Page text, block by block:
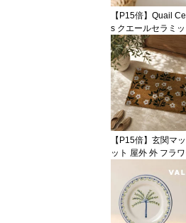
インテリア ギフト
【P15倍】Quail
s クエールセラミ
英国ブランド ネコ
グ ミディアム 陶器
かわいい おしゃれ
チャー ジャグ 花瓶
ワーベース キャッ
ねこ 動物 アニマル
テリア プレゼント
ト 誕生日 記念日
ンテリア
【P15倍】玄関マ
ット 屋外 外 フラ
ヤー ナチュラル ブ
ン ホワイト グリー
x80 大判 大きい ラ
おしゃれ かわいい